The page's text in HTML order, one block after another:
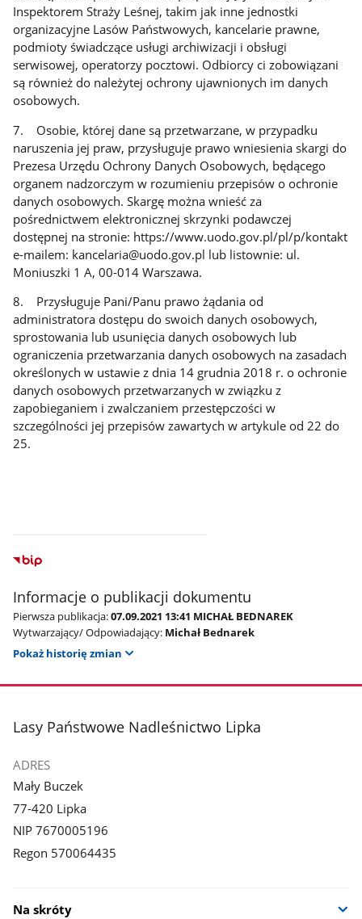
Inspektorem Straży Leśnej, takim jak inne jednostki
organizacyjne Lasów Państwowych, kancelarie prawne,
podmioty świadczące usługi archiwizacji i obsługi
serwisowej, operatorzy pocztowi. Odbiorcy ci zobowiązani
są również do należytej ochrony ujawnionych im danych
osobowych.
7. Osobie, której dane są przetwarzane, w przypadku
naruszenia jej praw, przysługuje prawo wniesienia skargi do
Prezesa Urzędu Ochrony Danych Osobowych, będącego
organem nadzorczym w rozumieniu przepisów o ochronie
danych osobowych. Skargę można wnieść za
pośrednictwem elektronicznej skrzynki podawczej
dostępnej na stronie: https://www.uodo.gov.pl/pl/p/kontakt
e-mailem: kancelaria@uodo.gov.pl lub listownie: ul.
Moniuszki 1 A, 00-014 Warszawa.
8. Przysługuje Pani/Panu prawo żądania od
administratora dostępu do swoich danych osobowych,
sprostowania lub usunięcia danych osobowych lub
ograniczenia przetwarzania danych osobowych na zasadach
określonych w ustawie z dnia 14 grudnia 2018 r. o ochronie
danych osobowych przetwarzanych w związku z
zapobieganiem i zwalczaniem przestępczości w
szczególności jej przepisów zawartych w artykule od 22 do
25.
Informacje o publikacji dokumentu
Pierwsza publikacja:07.09.2021 13:41 MICHAŁ BEDNAREK
Wytwarzający/ Odpowiadający: Michał Bednarek
Pokaż historię zmian
stopka
Lasy Państwowe Nadleśnictwo Lipka
ADRES
Mały Buczek
77-420 Lipka
NIP 7670005196
Regon 570064435
Na skróty